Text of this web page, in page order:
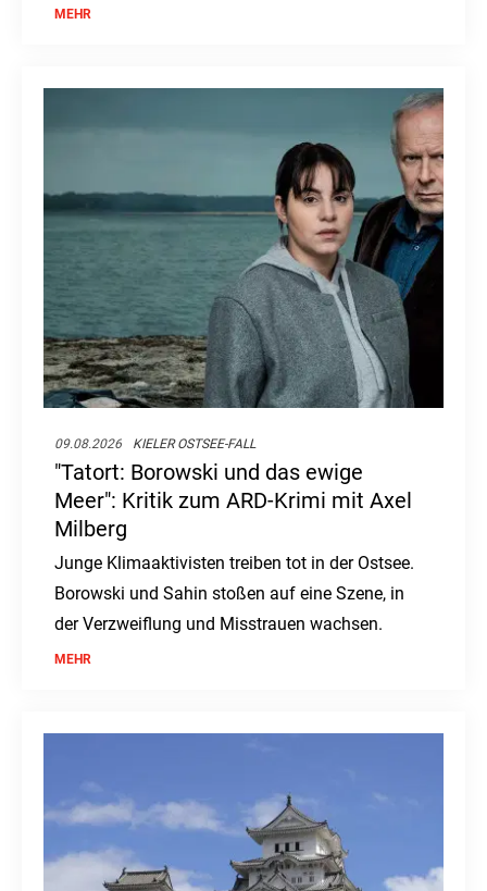
MEHR
09.08.2026 KIELER OSTSEE-FALL
"Tatort: Borowski und das ewige
Meer": Kritik zum ARD-Krimi mit Axel
Milberg
Junge Klimaaktivisten treiben tot in der Ostsee.
Borowski und Sahin stoßen auf eine Szene, in
der Verzweiflung und Misstrauen wachsen.
MEHR